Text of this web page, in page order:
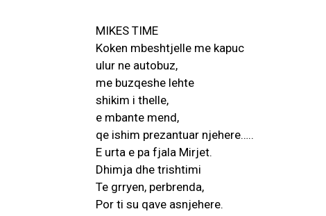
MIKES TIME
Koken mbeshtjelle me kapuc
ulur ne autobuz,
me buzqeshe lehte
shikim i thelle,
e mbante mend,
qe ishim prezantuar njehere…..
E urta e pa fjala Mirjet.
Dhimja dhe trishtimi
Te grryen, perbrenda,
Por ti su qave asnjehere.